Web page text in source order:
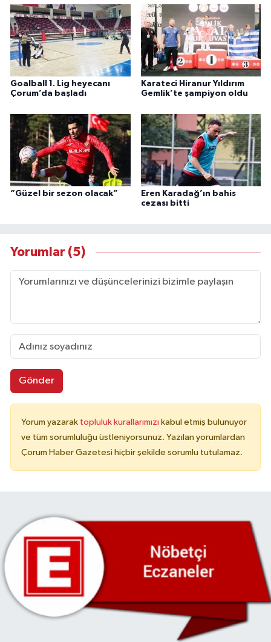
Goalball 1. Lig heyecanı
Çorum’da başladı
Karateci Hiranur Yıldırım
Gemlik’te şampiyon oldu
“Güzel bir sezon olacak”
Eren Karadağ’ın bahis
cezası bitti
Yorumlar (5)
Gönder
Yorum yazarak topluluk kurallarımızı kabul etmiş bulunuyor
ve tüm sorumluluğu üstleniyorsunuz. Yazılan yorumlardan
Çorum Haber Gazetesi hiçbir şekilde sorumlu tutulamaz.